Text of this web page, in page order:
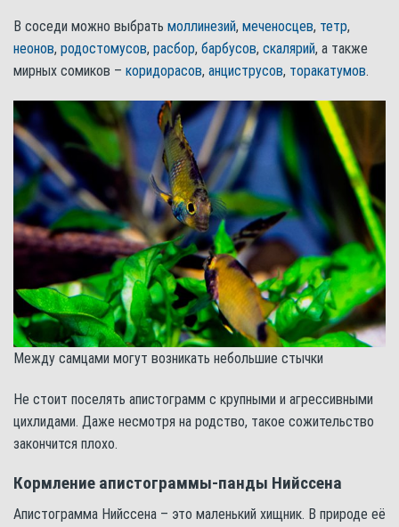
В соседи можно выбрать моллинезий, меченосцев, тетр,
неонов, родостомусов, расбор, барбусов, скалярий, а также
мирных сомиков – коридорасов, анциструсов, торакатумов.
Между самцами могут возникать небольшие стычки
Не стоит поселять апистограмм с крупными и агрессивными
цихлидами. Даже несмотря на родство, такое сожительство
закончится плохо.
Кормление апистограммы-панды Нийссена
Апистограмма Нийссена – это маленький хищник. В природе её